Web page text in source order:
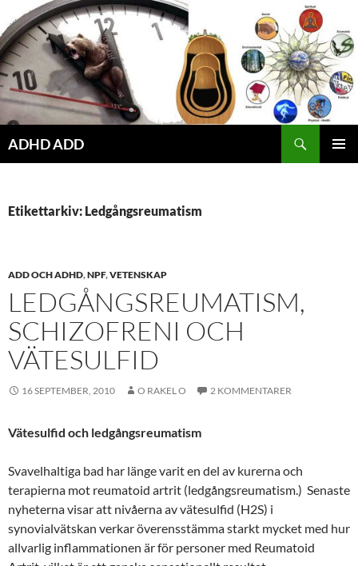
Hoppa
till
innehåll
ADHD ADD
Etikettarkiv: Ledgångsreumatism
ADD OCH ADHD,NPF,VETENSKAP
LEDGÅNGSREUMATISM,
SCHIZOFRENI OCH
VÄTESULFID
16 SEPTEMBER, 2010 O RAKEL O 2 KOMMENTARER
Vätesulfid och ledgångsreumatism
Svavelhaltiga bad har länge varit en del av kurerna och
terapierna mot reumatoid artrit (ledgångsreumatism.) Senaste
nyheterna visar att nivåerna av vätesulfid (H2S) i
synovialvätskan verkar överensstämma starkt mycket med hur
allvarlig inflammationen är för personer med Reumatoid